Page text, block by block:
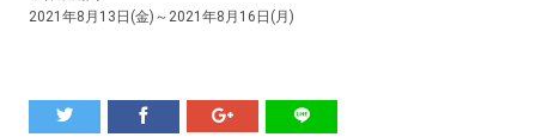
2021年8月13日(金)～2021年8月16日(月)